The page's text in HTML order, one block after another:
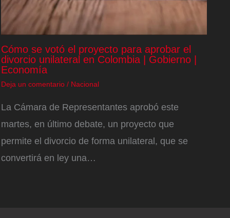
Cómo se votó el proyecto para aprobar el
divorcio unilateral en Colombia | Gobierno |
Economía
Deja un comentario / Nacional
La Cámara de Representantes aprobó este
martes, en último debate, un proyecto que
permite el divorcio de forma unilateral, que se
convertirá en ley una…